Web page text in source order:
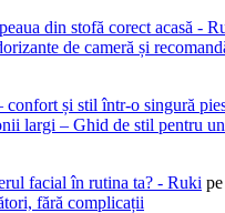
din stofă corect acasă -
de cameră și
confort și stil într-o singură
largi – Ghid de stil pentru
facial în rutina ta? - Ruki pe
fără complicații